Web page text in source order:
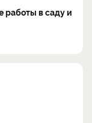
работы в саду и